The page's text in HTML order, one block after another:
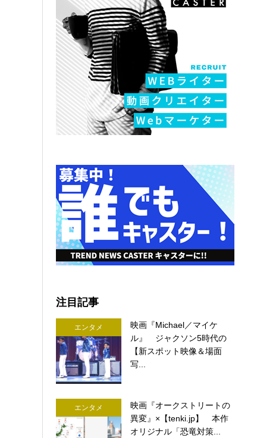
注目記事
エンタメ
映画『Michael／マイケ
ル』 ジャクソン5時代の
【新スポット映像＆場面
写...
エンタメ
映画『オークストリートの
異変』×【tenki.jp】 本作
オリジナル「恐竜対策...